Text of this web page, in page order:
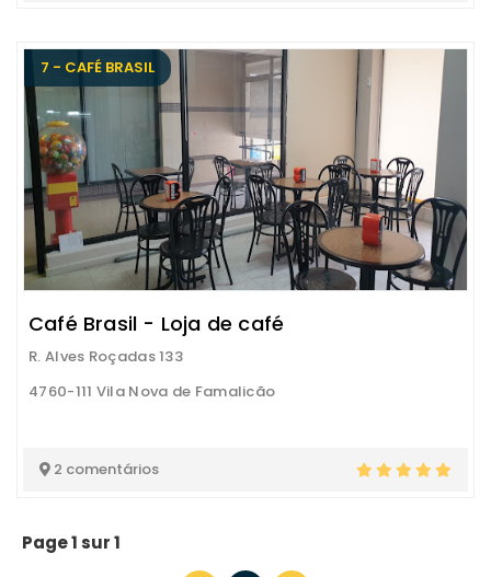
7 - CAFÉ BRASIL
Café Brasil - Loja de café
R. Alves Roçadas 133
4760-111 Vila Nova de Famalicão
2 comentários
Page 1 sur 1